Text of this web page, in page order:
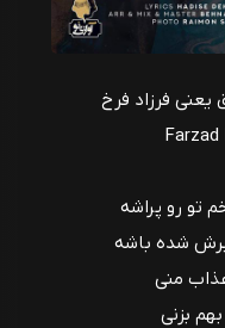
فرزاد فرخ
Farzad
تو رو پراشه
شده باشه
منی
بزنی